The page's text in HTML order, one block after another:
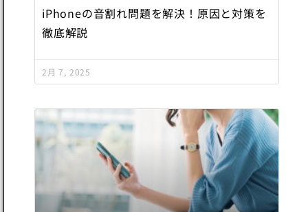
iPhoneの音割れ問題を解決！原因と対策を
徹底解説
2月 7, 2025